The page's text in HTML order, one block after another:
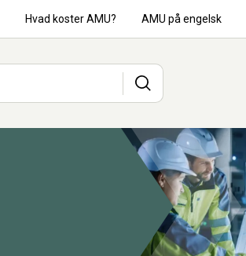
Hvad koster AMU? AMU på engelsk
Søg